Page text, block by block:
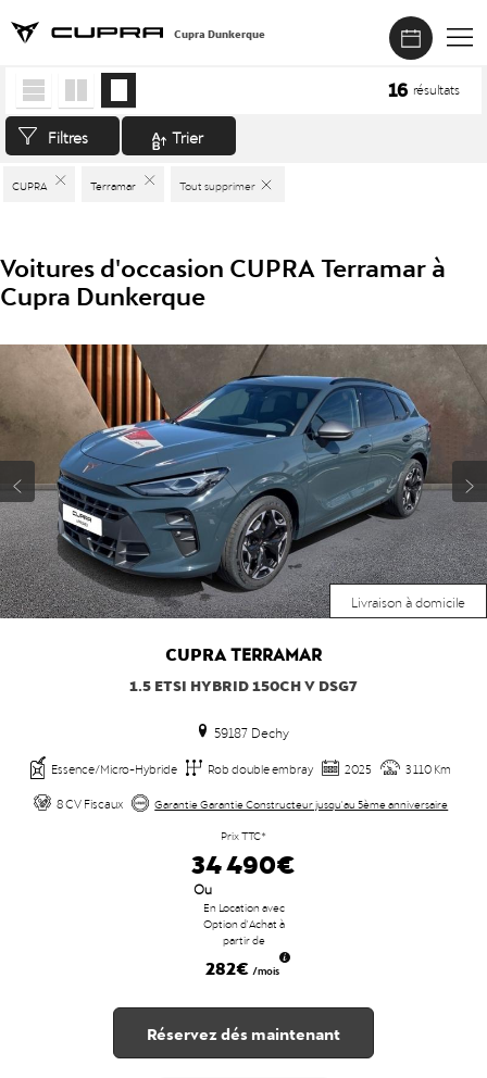
Cupra Dunkerque
Accueil > Véhicules d'occasion
CUPRA Terramar Tout supprimer
Filtres Trier
16 résultats
Voitures d'occasion CUPRA Terramar à
Cupra Dunkerque
Livraison à domicile
CUPRATERRAMAR
1.5 ETSI HYBRID 150CH V DSG7
59187 Dechy
Essence/Micro-Hybride Rob double embray 2025
3 110 Km
8 CV Fiscaux
Garantie Garantie Constructeur jusqu'au 5ème anniversaire
Prix TTC*
34 490€
Ou
En Location avec
Option d'Achat à
partir de
282€ /mois
Réservez dés maintenant